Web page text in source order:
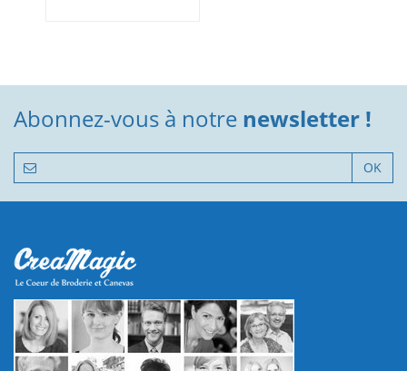
Abonnez-vous à notre newsletter !
OK